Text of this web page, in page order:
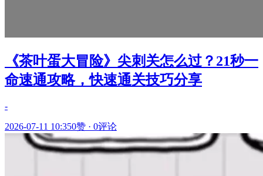
《茶叶蛋大冒险》尖刺关怎么过？21秒一
命速通攻略，快速通关技巧分享
-
2026-07-11 10:350赞 · 0评论